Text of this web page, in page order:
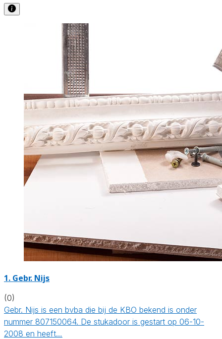
1. Gebr. Nijs
(0)
Gebr. Nijs is een bvba die bij de KBO bekend is onder
nummer 807150064. De stukadoor is gestart op 06-10-
2008 en heeft…